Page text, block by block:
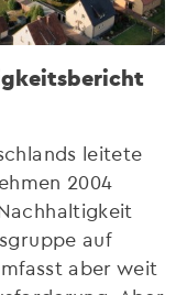
leitete
2004
auf
aber weit